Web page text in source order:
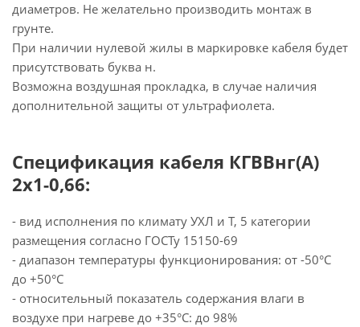
диаметров. Не желательно производить монтаж в
грунте.
При наличии нулевой жилы в маркировке кабеля будет
присутствовать буква н.
Возможна воздушная прокладка, в случае наличия
дополнительной защиты от ультрафиолета.
Спецификация кабеля КГВВнг(А)
2х1-0,66:
- вид исполнения по климату УХЛ и Т, 5 категории
размещения согласно ГОСТу 15150-69
- диапазон температуры функционирования: от -50°С
до +50°С
- относительный показатель содержания влаги в
воздухе при нагреве до +35°С: до 98%